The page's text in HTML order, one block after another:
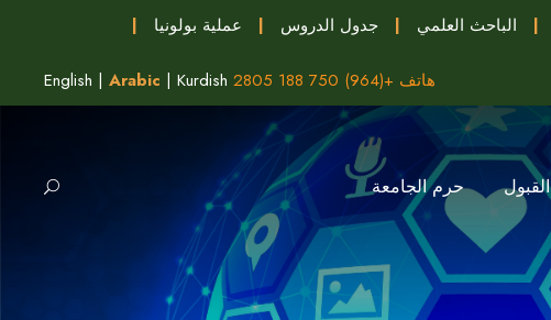
| الباحث العلمي | جدول الدروس | عملية بولونيا
|
هاتف +(964) 750 188 2805
English | Arabic | Kurdish
القبول حرم الجامعة